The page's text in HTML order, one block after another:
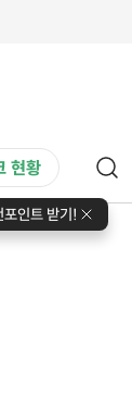
현황
인트 받기!